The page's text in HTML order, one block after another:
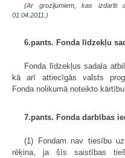
(Ar grozījumiem, kas izdarīti
01.04.2011. )
6.pants. Fonda līdzekļu
Fonda līdzekļus sadala
kā arī attiecīgās valsts
Fonda nolikumā noteikto kārtību.
7.pants. Fonda darbības
(1) Fondam nav tiesību
rēķina, ja šīs saistības